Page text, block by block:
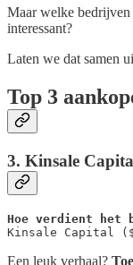
Maar welke
interessant?
Laten we dat samen
Top 3
3. Kinsale
Hoe verdient het
Kinsale Capital
Een leuk verhaal?